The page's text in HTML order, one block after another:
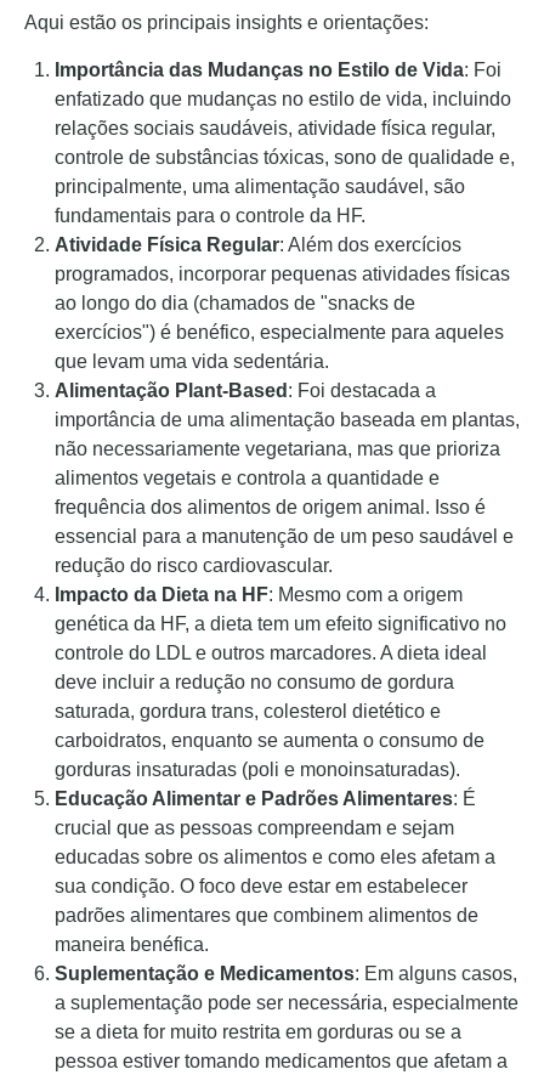
Aqui estão os principais insights e orientações:
Importância das Mudanças no Estilo de Vida: Foi
enfatizado que mudanças no estilo de vida, incluindo
relações sociais saudáveis, atividade física regular,
controle de substâncias tóxicas, sono de qualidade e,
principalmente, uma alimentação saudável, são
fundamentais para o controle da HF.
Atividade Física Regular: Além dos exercícios
programados, incorporar pequenas atividades físicas
ao longo do dia (chamados de "snacks de
exercícios") é benéfico, especialmente para aqueles
que levam uma vida sedentária.
Alimentação Plant-Based : Foi destacada a
importância de uma alimentação baseada em plantas,
não necessariamente vegetariana, mas que prioriza
alimentos vegetais e controla a quantidade e
frequência dos alimentos de origem animal. Isso é
essencial para a manutenção de um peso saudável e
redução do risco cardiovascular.
Impacto da Dieta na HF: Mesmo com a origem
genética da HF, a dieta tem um efeito significativo no
controle do LDL e outros marcadores. A dieta ideal
deve incluir a redução no consumo de gordura
saturada, gordura trans, colesterol dietético e
carboidratos, enquanto se aumenta o consumo de
gorduras insaturadas (poli e monoinsaturadas).
Educação Alimentar e Padrões Alimentares: É
crucial que as pessoas compreendam e sejam
educadas sobre os alimentos e como eles afetam a
sua condição. O foco deve estar em estabelecer
padrões alimentares que combinem alimentos de
maneira benéfica.
Suplementação e Medicamentos: Em alguns casos,
a suplementação pode ser necessária, especialmente
se a dieta for muito restrita em gorduras ou se a
pessoa estiver tomando medicamentos que afetam a